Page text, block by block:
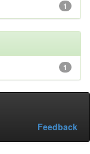
1
1
Feedback